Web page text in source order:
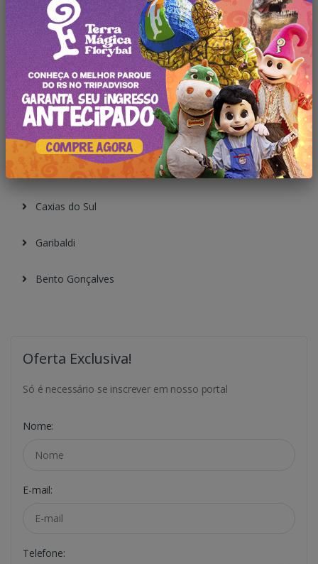
Gramado
Canela
São Francisco
Caxias do Sul
Garibaldi
Bento Gonçalves
Oferta Exclusiva!
Só é necessário se inscrever em nosso portal
Nome:
E-mail:
Telefone: